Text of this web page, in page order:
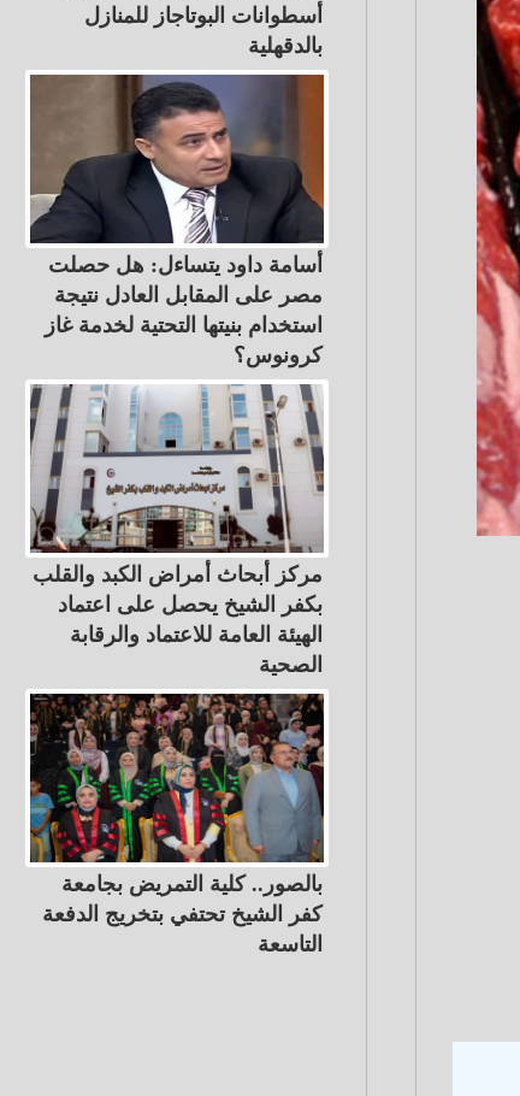
أسطوانات البوتاجاز للمنازل
بالدقهلية
أسامة داود يتساءل: هل حصلت
مصر على المقابل العادل نتيجة
استخدام بنيتها التحتية لخدمة غاز
كرونوس؟
مركز أبحاث أمراض الكبد والقلب
بكفر الشيخ يحصل على اعتماد
الهيئة العامة للاعتماد والرقابة
الصحية
بالصور.. كلية التمريض بجامعة
كفر الشيخ تحتفي بتخريج الدفعة
التاسعة